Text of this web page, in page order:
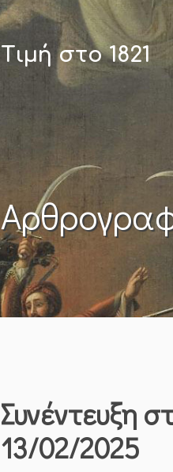
Τιμή στο 1821
Συνέντευξη
13/02/2025